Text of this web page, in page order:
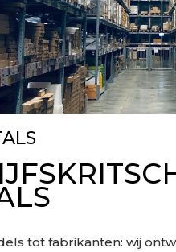
tot fabrikanten: wij